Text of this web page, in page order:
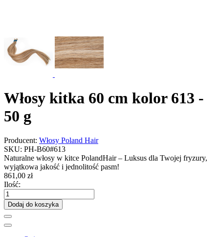
Włosy kitka 60 cm kolor 613 -
50 g
Producent: Włosy Poland Hair
SKU: PH-B60#613
Naturalne włosy w kitce PolandHair – Luksus dla Twojej fryzury,
wyjątkowa jakość i jednolitość pasm!
861,00 zł
Ilość:
Dodaj do koszyka